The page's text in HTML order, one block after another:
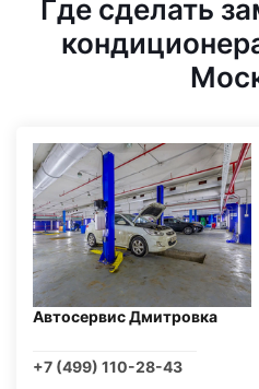
Где сделать
Автосервис Дмитровка
+7 (499) 110-28-43